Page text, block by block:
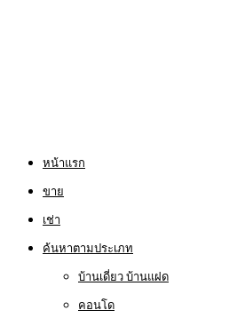
หน้าแรก
ขาย
เช่า
ค้นหาตามประเภท
บ้านเดี่ยว บ้านแฝด
คอนโด